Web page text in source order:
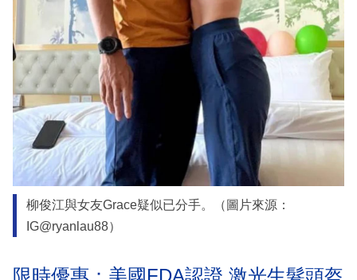
柳俊江與女友Grace疑似已分手。（圖片來源：
IG@ryanlau88）
限時優惠：美國FDA認證 激光生髮頭盔